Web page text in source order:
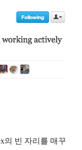
의 빈 자리를 매꾸